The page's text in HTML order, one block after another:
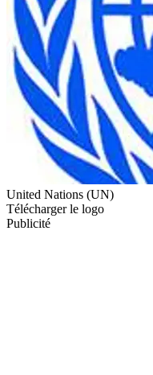
United Nations (UN)
Télécharger le logo
Publicité